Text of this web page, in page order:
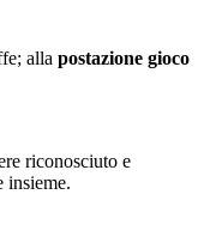
alla postazione gioco
riconosciuto e
insieme.